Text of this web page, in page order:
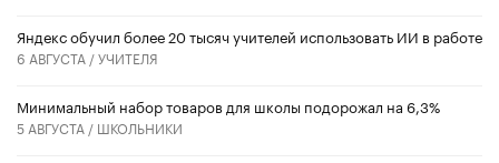
​Яндекс обучил более 20 тысяч учителей использовать ИИ в работе
6 АВГУСТА /УЧИТЕЛЯ
Минимальный набор товаров для школы подорожал на 6,3%
5 АВГУСТА / ШКОЛЬНИКИ